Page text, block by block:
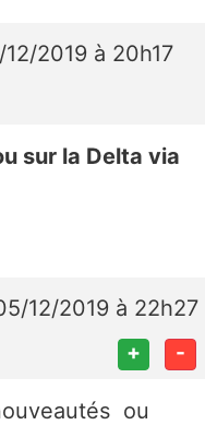
2019 à 20h17
sur la Delta via
12/2019 à 22h27
+ -
ou